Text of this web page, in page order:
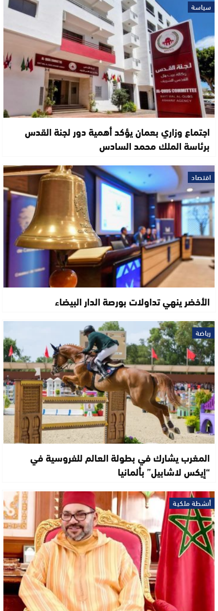
سياسة
اجتماع وزاري بعمان يؤكد أهمية دور لجنة القدس
برئاسة الملك محمد السادس
اقتصاد
الأخضر ينهي تداولات بورصة الدار البيضاء
رياضة
المغرب يشارك في بطولة العالم للفروسية في
“إيكس لاشابيل” بألمانيا
أنشطة ملكية